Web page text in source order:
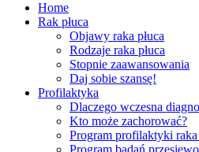
Home
Rak płuca
Objawy raka płuca
Rodzaje raka płuca
Stopnie zaawansowania
Daj sobie szansę!
Profilaktyka
Dlaczego wczesna
Kto może zachorować?
Program profilaktyki raka